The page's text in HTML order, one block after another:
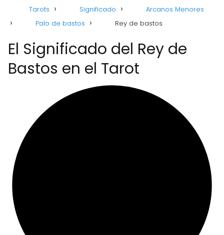
Tarots Significado
Arcanos Menores
Palo de bastos
Rey de bastos
El Significado del Rey de
Bastos en el Tarot